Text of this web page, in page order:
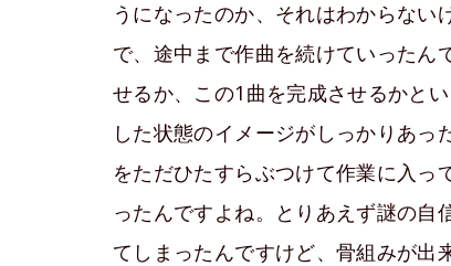
うになったのか、それはわからない
で、途中まで作曲を続けていったん
せるか、この1曲を完成させるかと
した状態のイメージがしっかりあ
をただひたすらぶつけて作業に入っ
ったんですよね。とりあえず謎の自
てしまったんですけど、骨組みが出